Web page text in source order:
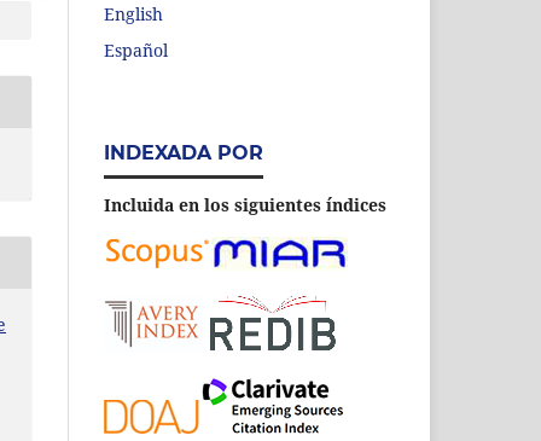
English
Español
INDEXADA POR
Incluida en los siguientes índices